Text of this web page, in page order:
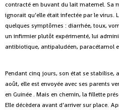
contracté en buvant du lait maternel. Sa
ignorait qu’elle était infectée par le virus.
quelques symptômes : diarrhée, toux,
un infirmier plutôt expérimenté, lui
antibiotique, antipaludéen, paracétamol
Pendant cinq jours, son état se stabilise,
août, elle est envoyée avec ses parents
en Guinée . Mais en chemin, la fillette
Elle décèdera avant d’arriver sur place.